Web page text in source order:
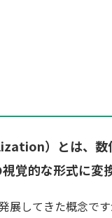
）とは、数
覚的な形式に変
展してきた概念で